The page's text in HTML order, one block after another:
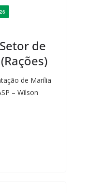
de
de Marília
– Wilson